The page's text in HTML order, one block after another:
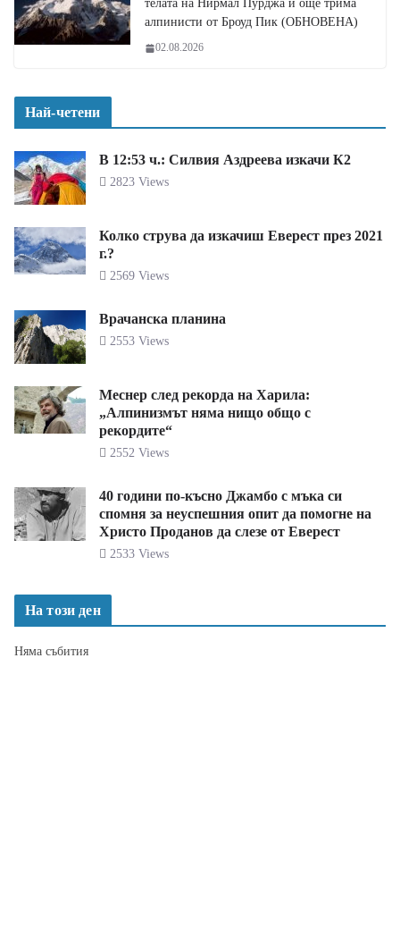
телата на Нирмал Пурджа и още трима
алпинисти от Броуд Пик (ОБНОВЕНА)
02.08.2026
Най-четени
В 12:53 ч.: Силвия Аздреева изкачи К2
2823 Views
Колко струва да изкачиш Еверест през 2021
г.?
2569 Views
Врачанска планина
2553 Views
Меснер след рекорда на Харила:
„Алпинизмът няма нищо общо с
рекордите“
2552 Views
40 години по-късно Джамбо с мъка си
спомня за неуспешния опит да помогне на
Христо Проданов да слезе от Еверест
2533 Views
На този ден
Няма събития